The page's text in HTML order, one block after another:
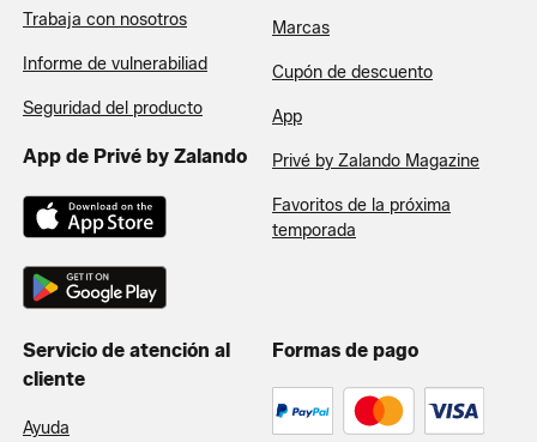
Trabaja con nosotros
Informe de vulnerabiliad
Seguridad del producto
App de Privé by Zalando
Marcas
Cupón de descuento
App
Privé by Zalando Magazine
Favoritos de la próxima
temporada
Servicio de atención al
cliente
Ayuda
Formas de pago